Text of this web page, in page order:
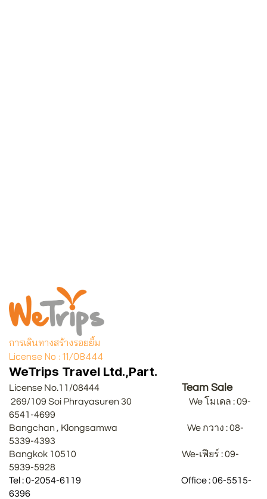
การเดินทางสร้างรอยยิ้ม
License No : 11/08444
WeTrips Travel Ltd.,Part.
License No.11/08444 Team Sale
269/109 Soi Phrayasuren 30 We โมเดล : 09-
6541-4699
Bangchan , Klongsamwa We กวาง : 08-
5339-4393
Bangkok 10510 We-เฟียร์ : 09-
5939-5928
Tel : 0-2054-6119 Office : 06-5515-
6396